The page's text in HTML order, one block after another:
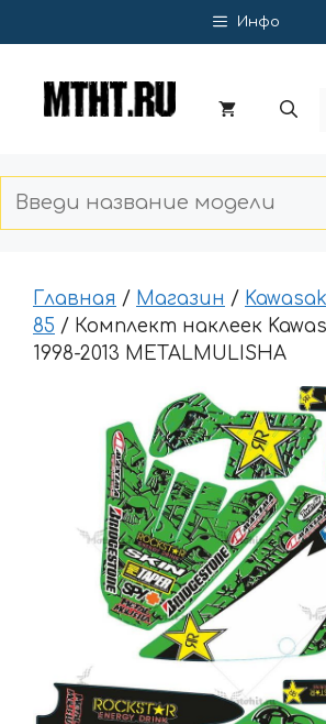
к
Инфо
Главная / Магазин /
85 / Комплект наклеек
1998-2013 METALMULISHA